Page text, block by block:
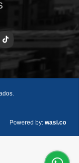
TikTok
Powered by: wasi.co